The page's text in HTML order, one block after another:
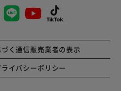
く通信販売業者の表示
イバシーポリシー